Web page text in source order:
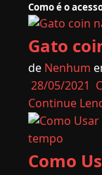
Como é o
Gato
de Nenhum
28/05/2021
Continue
Como